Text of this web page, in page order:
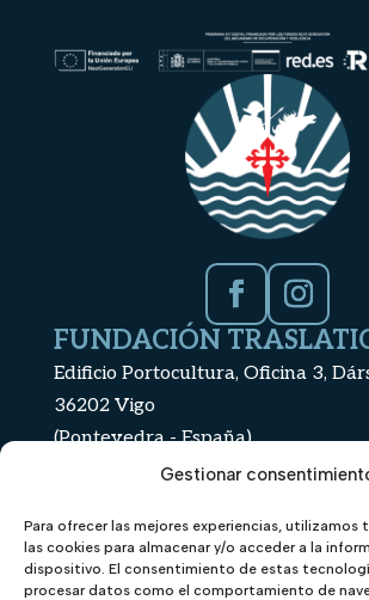
Gestionar
Para ofrecer las mejores experiencias, utilizamos
las cookies para almacenar y/o acceder a la
dispositivo. El consentimiento de estas
procesar datos como el comportamiento de
FacebookInstagram
FUNDACIÓN
Edificio Portocultura, Oficina 3,
36202 Vigo
(Pontevedra - España)
+34 886 112 439
TE PODRÍA
INTERESAR
Inicio